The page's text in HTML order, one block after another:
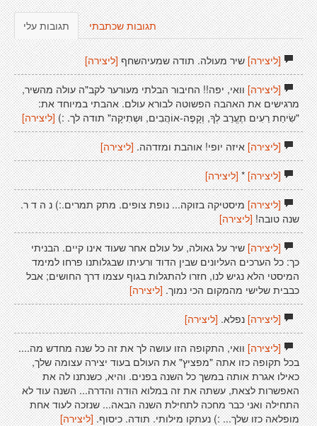
תגובות עלי תגובות שכתבתי
[ליצירה]שיר מעולה. תודה שמעיהשחף [ליצירה]
[ליצירה]וואי, יפה!! החיבור הבלתי מעורער לקב"ה עולה מהשיר,
מרגישים את האהבה הפשוטה לבורא עולם. אהבתי במיוחד את:
"שִׂיחַת רֵעִים תֶעֱרַב לְךָ, וְקָפֶה-אוֹהֲבִים, וּשְתִיקָה" תודה לך. :) [ליצירה]
[ליצירה]איזה יופי! אוהבת ומזדהה. [ליצירה]
[ליצירה]* [ליצירה]
[ליצירה]מיסטיקה בזוקה... נופת צופים. מתק תמרים.:) נ ה ד ר.
שנה טובה! [ליצירה]
[ליצירה]שיר על גאולה, על עולם אחר שעוד אינו קיים. הבניתי
כך: כל הערכים העליונים שבין הדוד ורעיתו שבגלותנו פרחו למימד
המיסטי הלא נגיש לנו, חזרו להתגלות בגוף עצמו דרך החושים; אבל
כבבית שלישי מהמקום הכי נמוך.[ליצירה]
[ליצירה]נפלא.[ליצירה]
[ליצירה]וואי, התקופה הזו עושה לך את זה כל שנה מחדש מה....
בכל תקופה כזו אתה "מפציץ" את העולם בעוד יצירה עצומה שלך,
כאילו אגרת אותה במשך כל השנה בפנים. והיא, כשנתנו לה את
האפשרות לצאת, עשתה את זה במלוא הודה והדרה... השנה עוד לא
התחילה ואני כבר מחכה לתחילת השנה הבאה... שנזכה לעוד אחת
מופלאה כזו שלך... :) נעתקו מילותי. תודה. כיסוף. [ליצירה]